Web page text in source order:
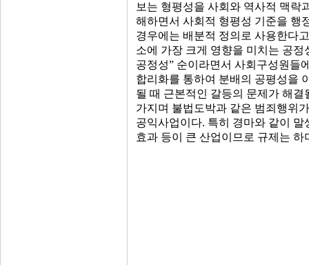
보는 형평성을 사회와 역사적 맥락
해하면서 사회적 형평성 기준을 행
경우에는 배분적 정의로 사용한다
소에 가장 크게 영향을 미치는 공정
공정성” 순이라면서 사회구성원들
합리화를 통하여 분배의 공평성을
될 때 근본적인 갈등의 문제가 해
가지며 불법도박과 같은 범죄행위
공익사업이다. 특히 경마와 같이
효과 등이 큰 산업이므로 규제는